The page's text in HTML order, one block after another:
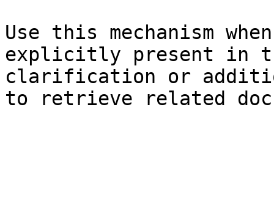
Use this mechanism
explicitly present in
clarification or